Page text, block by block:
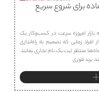
برای شروع سریع
بازار امروزه سرعت در کسب‌وکار یک
زمانی که تصمیم به راه‌اندازی
منتظر ثبت یک نام تجاری بمانند.
برند فوری